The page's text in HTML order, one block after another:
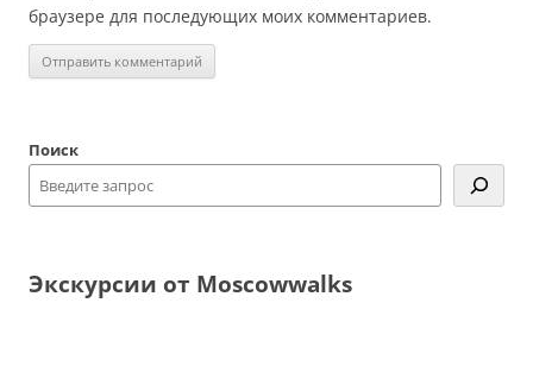
браузере для последующих моих комментариев.
Поиск
Экскурсии от Moscowwalks